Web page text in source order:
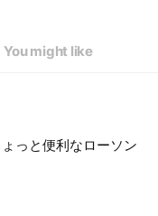
You might like
っと便利なローソン